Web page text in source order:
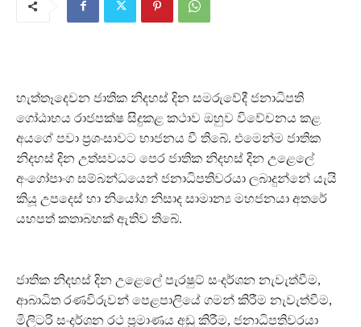
හැත්තෑදෙවන ජාතික නිදහස් දින සමරුවේදී ජනාධිපති
ගෝඨාභය රාජපක්ෂ සිදුකළ කථාව ඔහුව විවේචනය කළ
අයගේ පවා ප‍්‍රශංසාවට භාජනය වී තිබේ. එමෙන්ම ජාතික
නිදහස් දින උත්සවයට පෙර ජාතික නිදහස් දින උළෙලේ
අංගෝපාංග සම්බන්ධයෙන් ජනාධිපතිවරයා ලබාදුන්නේ යැයි
කියූ උපදෙස් හා නියෝග නිසාද සාමාන්‍ය මහජනයා අතරේ
යහපත් කතාබහක් ඇතිව තිබේ.
ජාතික නිදහස් දින උළෙලේ පැරෂුට් සංදර්ශන නැවැත්වීම,
ආබාධිත රණවිරුවන් පෙළපාලියේ ගමන් කිරීම නැවැත්වීම,
මිලිටරි සංදර්ශන රථ ප‍්‍රමාණය අඩු කිරීම, ජනාධිපතිවරයා